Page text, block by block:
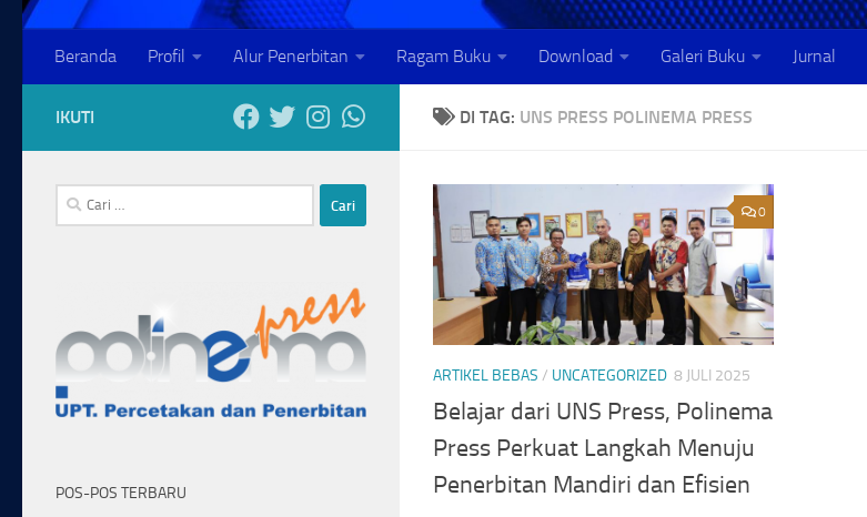
Beranda Profil Alur Penerbitan Ragam Buku Download Galeri Buku Jurnal
DI TAG: UNS PRESS POLINEMA PRESS
0
ARTIKEL BEBAS / UNCATEGORIZED 8 JULI 2025
Belajar dari UNS Press, Polinema
Press Perkuat Langkah Menuju
Penerbitan Mandiri dan Efisien
IKUTI
Cari
untuk:
POS-POS TERBARU